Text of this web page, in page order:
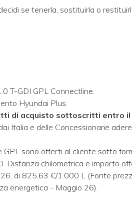
se tenerla, sostituirla o
T-GDI GPL Connectline.
Hyundai Plus.
di acquisto sottoscritti entro il
Italia e delle Concessionarie
GPL sono offerti al cliente sotto
Distanza chilometrica e importo
di 825,63 €/1.000 L (Fonte
energetica - Maggio 26).